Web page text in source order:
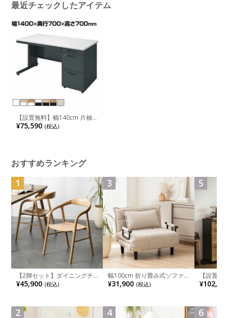
最近チェックしたアイテム
【設置無料】幅140cm 片袖
机 INVENTデスク インベント
スチールデスク オフィスデス
¥75,590 (税込)
おすすめランキング
1
【2脚セット】ダイニングチ
ェア 木製 LUGA 肘付き チェ
ア 天然木 リビング椅子 板座
ュラル ブラウン 完成品
¥45,900 (税込)
2
3
幅100cm 折り畳み式ソファ
ベッド コンパクト リクライ
ニング カウチスタイル 省ス
¥31,900 (税込)
4
5
【設置
チンカウ
板 引き出
れ ウッデ
ル グレー
6